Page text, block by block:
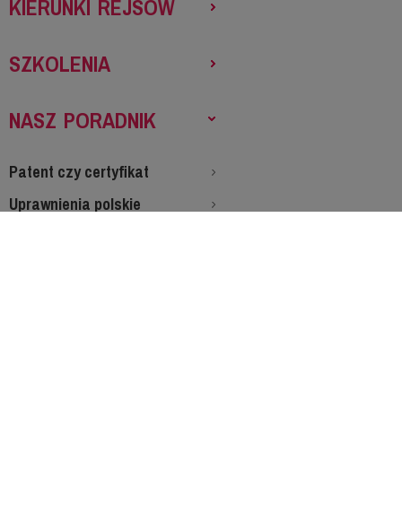
KIERUNKI REJSÓW
SZKOLENIA
NASZ PORADNIK
Patent czy certyfikat
Uprawnienia polskie